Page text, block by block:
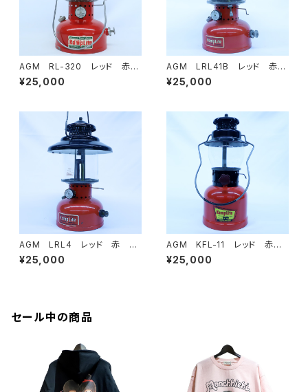
AGM RL-320 レッド 赤
ヴィンテージランタン
¥25,000
AGM LRL41B レッド 赤
ヴィンテージランタン
¥25,000
AGM LRL4 レッド 赤 ヴ
ィンテージランタン
¥25,000
AGM KFL-11 レッド 赤
ヴィンテージランタン
¥25,000
セール中の商品